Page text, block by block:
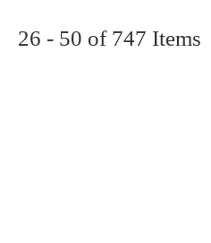
26 - 50 of 747 Items